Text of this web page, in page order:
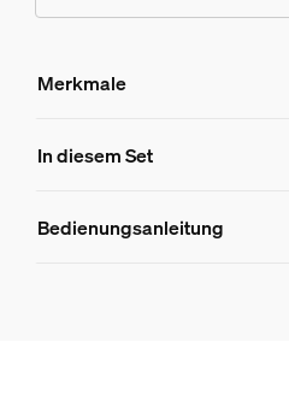
Merkmale
Merkmale
8719514872721
In diesem Set
Bedienungsanleitung